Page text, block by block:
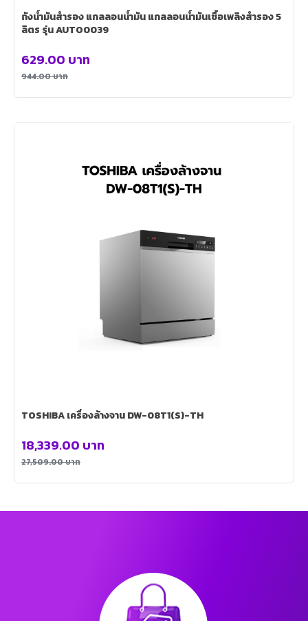
ถังน้ำมันสำรอง แกลลอนน้ำมัน แกลลอนน้ำมันเชื้อเพลิงสำรอง 5
ลิตร รุ่น AUTO0039
944.00บาท
629.00 บาท
TOSHIBA เครื่องล้างจาน DW-08T1(S)-TH
27,509.00บาท
18,339.00 บาท